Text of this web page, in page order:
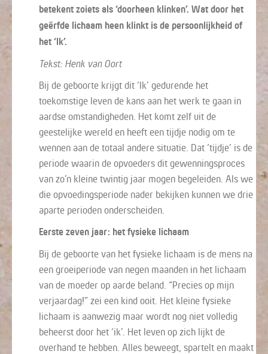
betekent zoiets als ‘doorheen klinken’. Wat door het
geërfde lichaam heen klinkt is de persoonlijkheid of
het ‘Ik’.
Tekst: Henk van Oort
Bij de geboorte krijgt dit ‘Ik’ gedurende het
toekomstige leven de kans aan het werk te gaan in
aardse omstandigheden. Het komt zelf uit de
geestelijke wereld en heeft een tijdje nodig om te
wennen aan de totaal andere situatie. Dat ‘tijdje’ is de
periode waarin de opvoeders dit gewenningsproces
van zo’n kleine twintig jaar mogen begeleiden. Als we
die opvoedingsperiode nader bekijken kunnen we drie
aparte perioden onderscheiden.
Eerste zeven jaar: het fysieke lichaam
Bij de geboorte van het fysieke lichaam is de mens na
een groeiperiode van negen maanden in het lichaam
van de moeder op aarde beland. “Precies op mijn
verjaardag!” zei een kind ooit. Het kleine fysieke
lichaam is aanwezig maar wordt nog niet volledig
beheerst door het ‘ik’. Het leven op zich lijkt de
overhand te hebben. Alles beweegt, spartelt en maakt